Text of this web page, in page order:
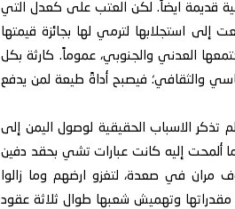
قديمة ايضاً. لكن العتب على كعدل التي
استجلابها لترمي لها بجائزة قيمتها
العدني والجنوبي، عموماً. كارثة بكل
والثقافي؛ فيصبح أداةً طيعة لمن يدفع
تذكر الاسباب الحقيقية لوصول اليمن إلى
ألمحت إليه كانت عبارات تشي بحقد دفين
مران في صعدة، لتغزو ارضهم وما زالوا
مقدراتها وتهميش شعبها طوال ثلاثة عقود